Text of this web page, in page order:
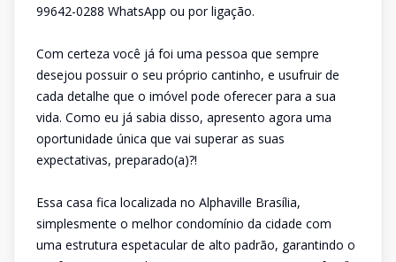
99642-0288 WhatsApp ou por ligação.
Com certeza você já foi uma pessoa que sempre
desejou possuir o seu próprio cantinho, e usufruir de
cada detalhe que o imóvel pode oferecer para a sua
vida. Como eu já sabia disso, apresento agora uma
oportunidade única que vai superar as suas
expectativas, preparado(a)?!
Essa casa fica localizada no Alphaville Brasília,
simplesmente o melhor condomínio da cidade com
uma estrutura espetacular de alto padrão, garantindo o